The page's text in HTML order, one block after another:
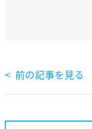
前の記事を見る